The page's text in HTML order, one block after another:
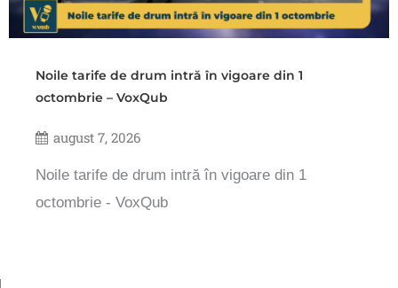
Noile tarife de drum intră în vigoare din 1
octombrie – VoxQub
august 7, 2026
Noile tarife de drum intră în vigoare din 1
octombrie - VoxQub